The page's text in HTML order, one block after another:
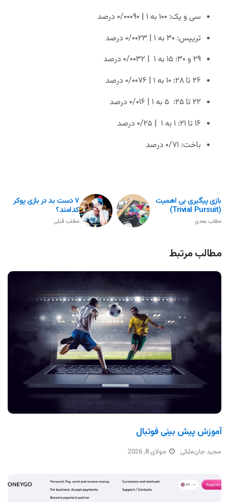
سی و یک: ۱۰۰ به ۱ | ۰/۰۰۰۹۰ درصد
تریپس: ۳۰ به ۱ | ۰/۰۰۲۳ درصد
۲۹ و ۳۰: ۱۵ به ۱ | ۰/۰۰۳۲ درصد
۲۶ تا ۲۸: ۱۰ به ۱ | ۰/۰۰۷۶ درصد
۲۲ تا ۲۵: ۵ به ۱ | ۰/۰۱۶ درصد
۱۶ تا ۲۱: ۱ به ۱ | ۰/۲۵ درصد
باخت: ۰/۷۱ درصد
۷ دست بد در بازی پوکر
کدامند؟
مطلب قبلی
بازی پیگیری بی اهمیت
(Trivial Pursuit)
مطلب بعدی
مطالب مرتبط
آموزش پیش بینی فوتبال
مجید جان‌ملکی جولای 8, 2026